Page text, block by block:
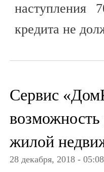
наступления
кредита не
Сервис
возможность
жилой
28 декабря, 2018 - 05:08